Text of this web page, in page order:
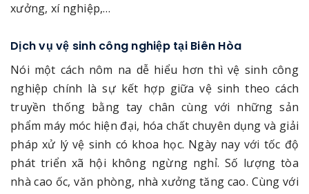
xưởng, xí nghiệp,…
Dịch vụ vệ sinh công nghiệp tại Biên Hòa
Nói một cách nôm na dễ hiểu hơn thì vệ sinh công
nghiệp chính là sự kết hợp giữa vệ sinh theo cách
truyền thống bằng tay chân cùng với những sản
phẩm máy móc hiện đại, hóa chất chuyên dụng và giải
pháp xử lý vệ sinh có khoa học. Ngày nay với tốc độ
phát triển xã hội không ngừng nghỉ. Số lượng tòa
nhà cao ốc, văn phòng, nhà xưởng tăng cao. Cùng với